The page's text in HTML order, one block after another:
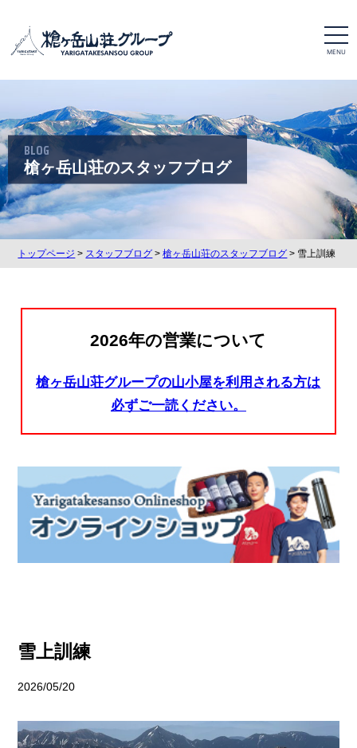
t
o
g
l
n
a
v
g
a
o
n
BLOG
槍ヶ岳山荘のスタッフブログ
トップページ > スタッフブログ >槍ヶ岳山荘のスタッフブログ > 雪上訓練
2026年の営業について
槍ヶ岳山荘グループの山小屋を利用される方は
必ずご一読ください。
雪上訓練
2026/05/20